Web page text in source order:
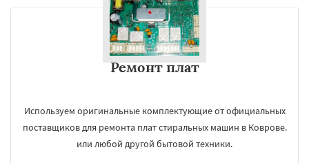
Ремонт плат
Используем оригинальные комплектующие от официальных
поставщиков для ремонта плат стиральных машин в Коврове.
или любой другой бытовой техники.